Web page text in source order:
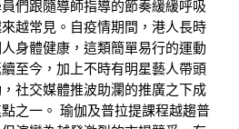
們跟隨導師指導的節奏緩緩呼吸
越常見。 自疫情期間，港人長時
身體健康，這類簡單易行的運動
至今， 加上不時有明星藝人帶頭
社交媒體推波助瀾的推廣之下成
之一。 瑜伽及普拉提課程越趨普